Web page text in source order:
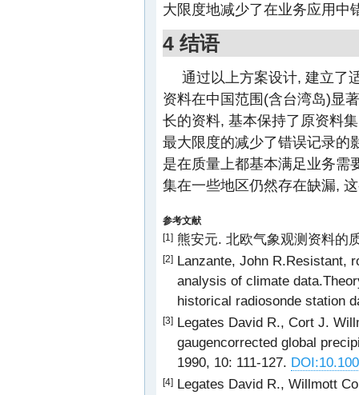
大限度地减少了在业务应用中
4 结语
通过以上方案设计, 建立了
资料在中国范围(含台湾岛)显
长的资料, 基本保持了原资料
最大限度的减少了错误记录的
是在质量上都基本满足业务需
集在一些地区仍然存在缺漏,
参考文献
[1] 熊安元. 北欧气象观测资料的
[2] Lanzante, John R.Resistant,
analysis of climate
historical radiosonde station
[3] Legates David R., Cort J.
gaugencorrected global
1990, 10: 111-127.
[4] Legates David R., Willmott